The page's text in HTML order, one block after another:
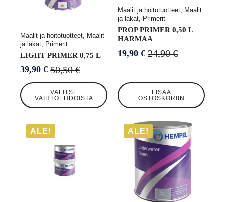
Maalit ja hoitotuotteet, Maalit
ja lakat, Primerit
LIGHT PRIMER 0,75 L
50,50€
Alkuperäinen
hinta
oli:
50,50 €.
39,90 €
Nykyinen
hinta
on:
39,90 €.
VALITSE
VAIHTOEHDOISTA
Tällä
tuotteella
on
muunnelma.
Voit
Maalit ja hoitotuotteet, Maalit
ja lakat, Primerit
PROP PRIMER 0,50 L
HARMAA
24,90€
Alkuperäinen
24,90 €.
19,90 €
Nykyinen
19,90 €.
LISÄÄ
OSTOSKORIIN
ALE! ALE!